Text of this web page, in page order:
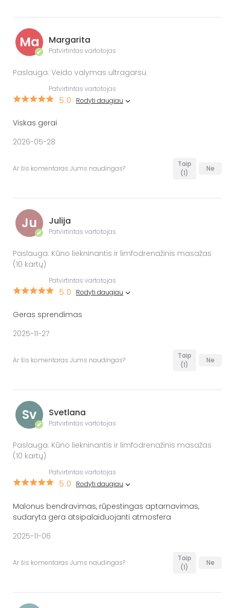
Ma
✔
Margarita
Patvirtintas vartotojas
Paslauga: Veido valymas ultragarsu
Patvirtintas vartotojas
5.0 Rodyti daugiau
Viskas gerai
2026-05-28
Ar šis komentaras Jums naudingas?
Taip
(1)
Ne
Ju
✔
Julija
Patvirtintas vartotojas
Paslauga: Kūno liekninantis ir limfodrenažinis masažas
(10 kartų)
Patvirtintas vartotojas
5.0 Rodyti daugiau
Geras sprendimas
2025-11-27
Ar šis komentaras Jums naudingas?
Taip
(1)
Ne
Sv
✔
Svetlana
Patvirtintas vartotojas
Paslauga: Kūno liekninantis ir limfodrenažinis masažas
(10 kartų)
Patvirtintas vartotojas
5.0 Rodyti daugiau
Malonus bendravimas, rūpestingas aptarnavimas,
sudaryta gera atsipalaiduojanti atmosfera
2025-11-06
Ar šis komentaras Jums naudingas?
Taip
(1)
Ne